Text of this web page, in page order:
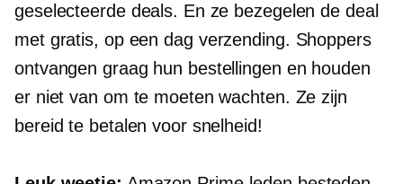
geselecteerde deals. En ze bezegelen de deal
met gratis, op een dag verzending. Shoppers
ontvangen graag hun bestellingen en houden
er niet van om te moeten wachten. Ze zijn
bereid te betalen voor snelheid!